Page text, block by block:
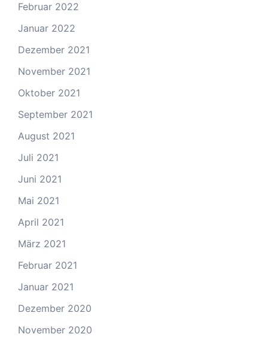
Februar 2022
Januar 2022
Dezember 2021
November 2021
Oktober 2021
September 2021
August 2021
Juli 2021
Juni 2021
Mai 2021
April 2021
März 2021
Februar 2021
Januar 2021
Dezember 2020
November 2020